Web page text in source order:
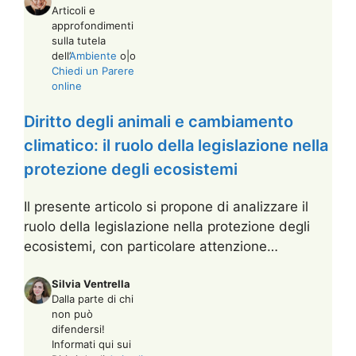
Articoli e
approfondimenti
sulla tutela
dell’Ambiente o|o
Chiedi un Parere
online
Diritto degli animali e cambiamento
climatico: il ruolo della legislazione nella
protezione degli ecosistemi
Il presente articolo si propone di analizzare il
ruolo della legislazione nella protezione degli
ecosistemi, con particolare attenzione…
Silvia Ventrella
Dalla parte di chi
non può
difendersi!
Informati qui sui